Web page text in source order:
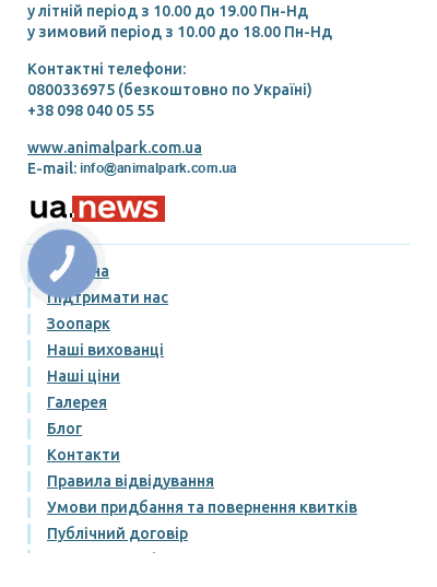
у літній період з 10.00 до 19.00 Пн-Нд
у зимовий період з 10.00 до 18.00 Пн-Нд
Контактні телефони:
0800336975 (безкоштовно по Україні)
+38 098 040 05 55
www.animalpark.com.ua
E-mail:
Головна
Підтримати нас
Зоопарк
Наші вихованці
Наші ціни
Галерея
Блог
Контакти
Правила відвідування
Умови придбання та повернення квитків
Публічний договір
КНОПКА
ЗВ'ЯЗКУ